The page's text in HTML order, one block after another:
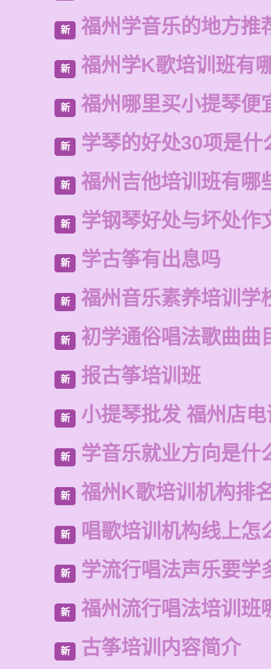
新 福州学音乐的地方推
新 福州学K歌培训班有
新 福州哪里买小提琴便
新 学琴的好处30项是什
新 福州吉他培训班有哪
新 学钢琴好处与坏处作
新 学古筝有出息吗
新 福州音乐素养培训学
新 初学通俗唱法歌曲曲
新 报古筝培训班
新 小提琴批发 福州店
新 学音乐就业方向是什
新 福州K歌培训机构排
新 唱歌培训机构线上怎
新 学流行唱法声乐要学
新 福州流行唱法培训班
新 古筝培训内容简介